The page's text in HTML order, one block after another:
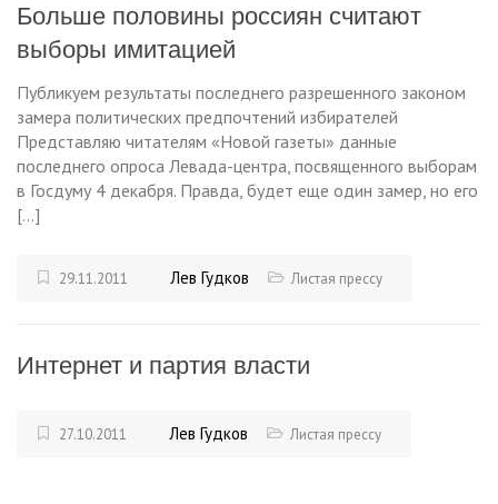
Больше половины россиян считают
выборы имитацией
Публикуем результаты последнего разрешенного законом
замера политических предпочтений избирателей
Представляю читателям «Новой газеты» данные
последнего опроса Левада-центра, посвященного выборам
в Госдуму 4 декабря. Правда, будет еще один замер, но его
[…]
29.11.2011 Лев Гудков Листая прессу
Интернет и партия власти
27.10.2011 Лев Гудков Листая прессу